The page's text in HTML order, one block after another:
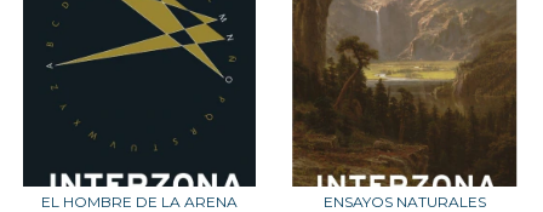
EL HOMBRE DE LA ARENA ENSAYOS NATURALES